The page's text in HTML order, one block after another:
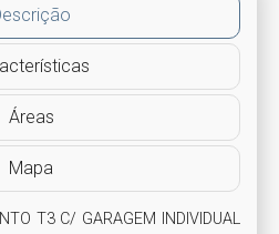
Áreas
Mapa
T3 C/ GARAGEM INDIVIDUAL